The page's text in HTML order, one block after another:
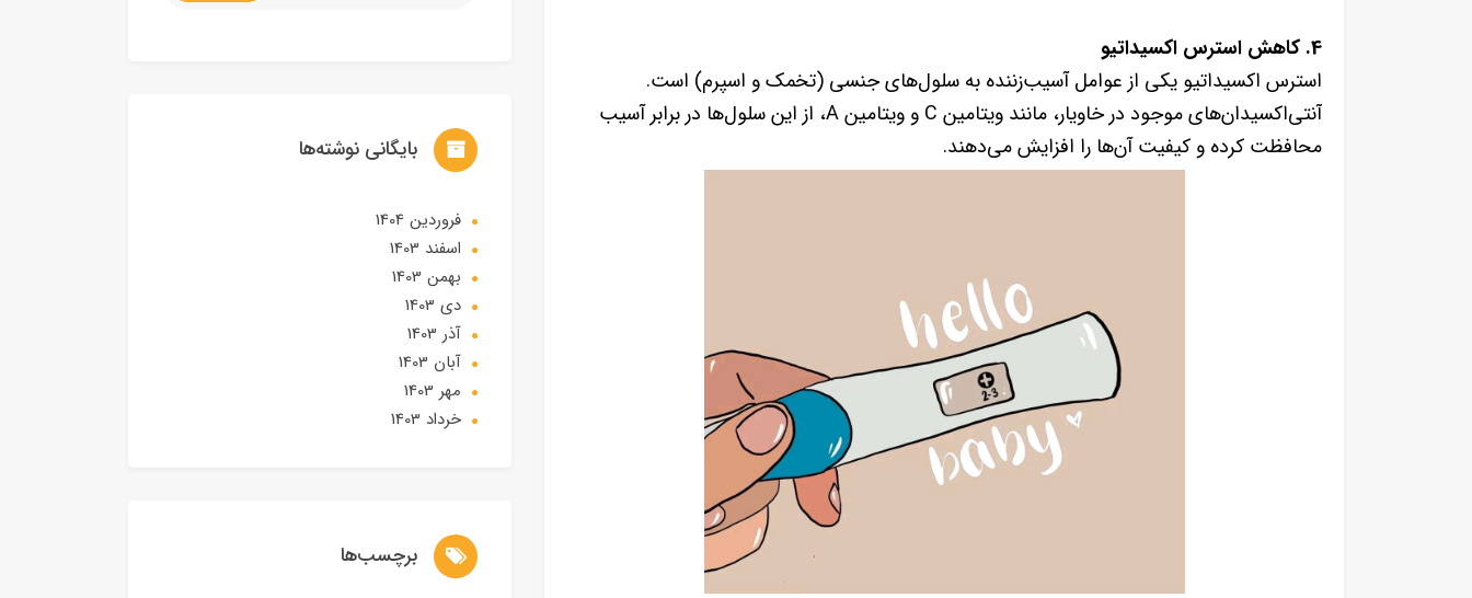
4. کاهش استرس اکسیداتیو
استرس اکسیداتیو یکی از عوامل آسیب‌زننده به سلول‌های جنسی (تخمک و اسپرم) است.
آنتی‌اکسیدان‌های موجود در خاویار، مانند ویتامین C و ویتامین A، از این سلول‌ها در برابر آسیب
محافظت کرده و کیفیت آن‌ها را افزایش می‌دهند.
بایگانی نوشته‌ها
فروردین 1404
اسفند 1403
بهمن 1403
دی 1403
آذر 1403
آبان 1403
مهر 1403
خرداد 1403
برچسب‌ها